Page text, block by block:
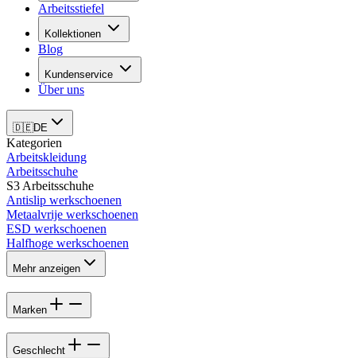
Arbeitsstiefel
Kollektionen
Blog
Kundenservice
Über uns
🇩🇪DE
Kategorien
Arbeitskleidung
Arbeitsschuhe
S3 Arbeitsschuhe
Antislip werkschoenen
Metaalvrije werkschoenen
ESD werkschoenen
Halfhoge werkschoenen
Mehr anzeigen
Marken
Geschlecht